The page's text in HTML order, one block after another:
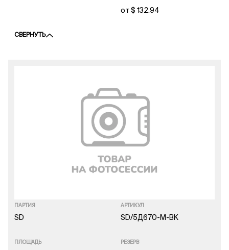
от $ 132.94
СВЕРНУТЬ
ПАРТИЯ
SD
АРТИКУЛ
SD/5Д670-M-BK
ПЛОЩАДЬ РЕЗЕРВ